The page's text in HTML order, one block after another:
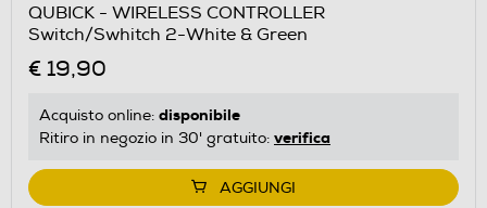
QUBICK - WIRELESS CONTROLLER
Switch/Swhitch 2-White & Green
€ 19,90
Acquisto online: disponibile
Ritiro in negozio in 30' gratuito: verifica
AGGIUNGI